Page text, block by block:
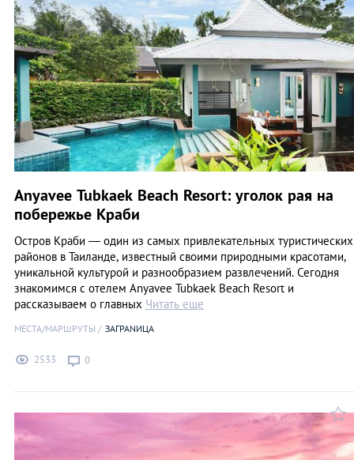
Anyavee Tubkaek Beach Resort: уголок рая на
побережье Краби
Остров Краби — один из самых привлекательных туристических
районов в Таиланде, известный своими природными красотами,
уникальной культурой и разнообразием развлечений. Сегодня
знакомимся с отелем Anyavee Tubkaek Beach Resort и
рассказываем о главных Читать еще
МЕСТА/МАРШРУТЫ ЗАГРАNИЦА
2533 0